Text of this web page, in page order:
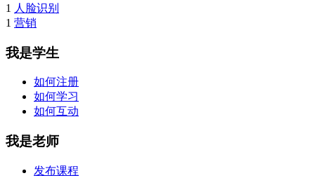
1 人脸识别
1 营销
我是学生
如何注册
如何学习
如何互动
我是老师
发布课程